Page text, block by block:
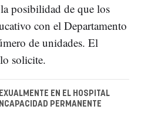
posibilidad de que los
con el Departamento
de unidades. El
solicite.
EN EL HOSPITAL
PERMANENTE